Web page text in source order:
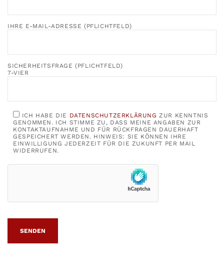
IHRE E-MAIL-ADRESSE (PFLICHTFELD)
SICHERHEITSFRAGE (PFLICHTFELD)
7-VIER
ICH HABE DIE DATENSCHUTZERKLÄRUNG ZUR KENNTNIS
GENOMMEN. ICH STIMME ZU, DASS MEINE ANGABEN ZUR
KONTAKTAUFNAHME UND FÜR RÜCKFRAGEN DAUERHAFT
GESPEICHERT WERDEN. HINWEIS: SIE KÖNNEN IHRE
EINWILLIGUNG JEDERZEIT FÜR DIE ZUKUNFT PER MAIL
WIDERRUFEN.